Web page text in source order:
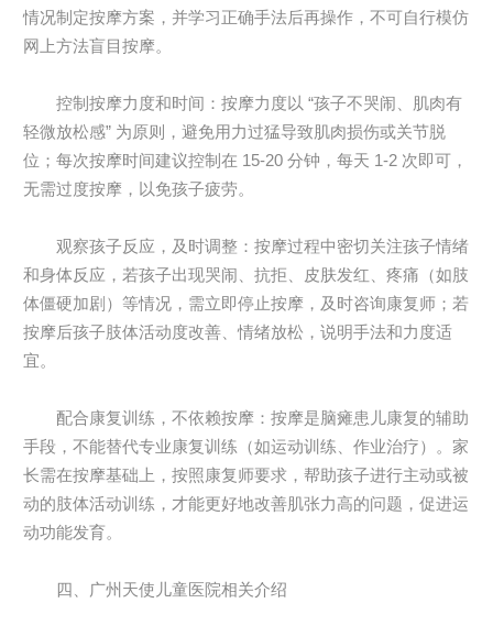
情况制定按摩方案，并学习正确手法后再操作，不可自行模仿
网上方法盲目按摩。
控制按摩力度和时间：按摩力度以 “孩子不哭闹、肌肉有
轻微放松感” 为原则，避免用力过猛导致肌肉损伤或关节脱
位；每次按摩时间建议控制在 15-20 分钟，每天 1-2 次即可，
无需过度按摩，以免孩子疲劳。
观察孩子反应，及时调整：按摩过程中密切关注孩子情绪
和身体反应，若孩子出现哭闹、抗拒、皮肤发红、疼痛（如肢
体僵硬加剧）等情况，需立即停止按摩，及时咨询康复师；若
按摩后孩子肢体活动度改善、情绪放松，说明手法和力度适
宜。
配合康复训练，不依赖按摩：按摩是脑瘫患儿康复的辅助
手段，不能替代专业康复训练（如运动训练、作业治疗）。家
长需在按摩基础上，按照康复师要求，帮助孩子进行主动或被
动的肢体活动训练，才能更好地改善肌张力高的问题，促进运
动功能发育。
四、广州天使儿童医院相关介绍